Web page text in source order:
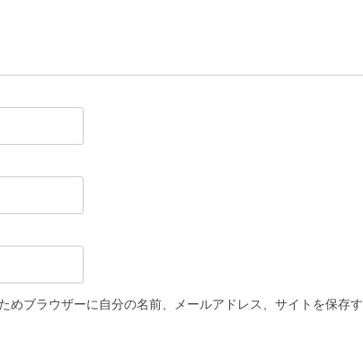
めブラウザーに自分の名前、メールアドレス、サイトを保存す